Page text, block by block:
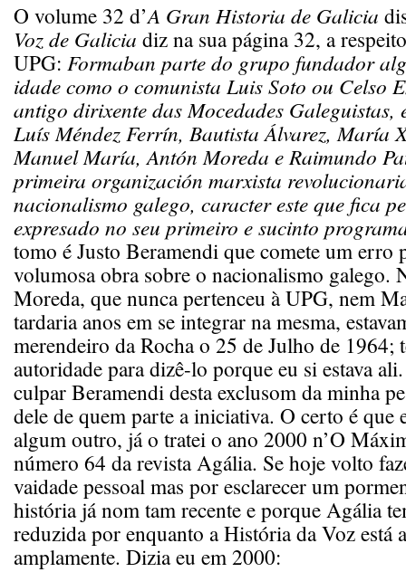
O volume 32 d’A Gran Historia de Galicia
Voz de Galicia diz na sua página 32, a
UPG: Formaban parte do grupo fundador
idade como o comunista Luis Soto ou Celso
antigo dirixente das Mocedades Galeguistas,
Luís Méndez Ferrín, Bautista Álvarez, María
Manuel María, Antón Moreda e Raimundo
primeira organización marxista
nacionalismo galego, caracter este que fica
expresado no seu primeiro e sucinto
tomo é Justo Beramendi que comete um erro
volumosa obra sobre o nacionalismo galego.
Moreda, que nunca pertenceu à UPG, nem
tardaria anos em se integrar na mesma,
merendeiro da Rocha o 25 de Julho de 1964;
autoridade para dizê-lo porque eu si estava
culpar Beramendi desta exclusom da minha
dele de quem parte a iniciativa. O certo é que
algum outro, já o tratei o ano 2000 n’O
número 64 da revista Agália. Se hoje volto
vaidade pessoal mas por esclarecer um
história já nom tam recente e porque Agália
reduzida por enquanto a História da Voz está
amplamente. Dizia eu em 2000: